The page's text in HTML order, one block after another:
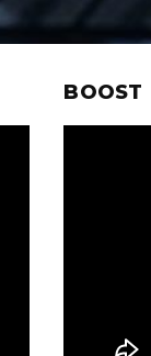
BOOST